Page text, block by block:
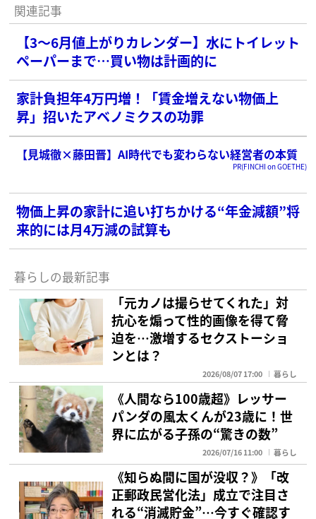
関連記事
【3～6月値上がりカレンダー】水にトイレット
ペーパーまで…買い物は計画的に
家計負担年4万円増！「賃金増えない物価上
昇」招いたアベノミクスの功罪
【見城徹×藤田晋】AI時代でも変わらない経営者の本質
PR(FINCHI on GOETHE)
物価上昇の家計に追い打ちかける“年金減額”将
来的には月4万減の試算も
暮らしの最新記事
「元カノは撮らせてくれた」対
抗心を煽って性的画像を得て脅
迫を…激増するセクストーショ
ンとは？
2026/08/07 17:00 暮らし
《人間なら100歳超》レッサー
パンダの風太くんが23歳に！世
界に広がる子孫の“驚きの数”
2026/07/16 11:00 暮らし
《知らぬ間に国が没収？》「改
正郵政民営化法」成立で注目さ
れる“消滅貯金”…今すぐ確認す